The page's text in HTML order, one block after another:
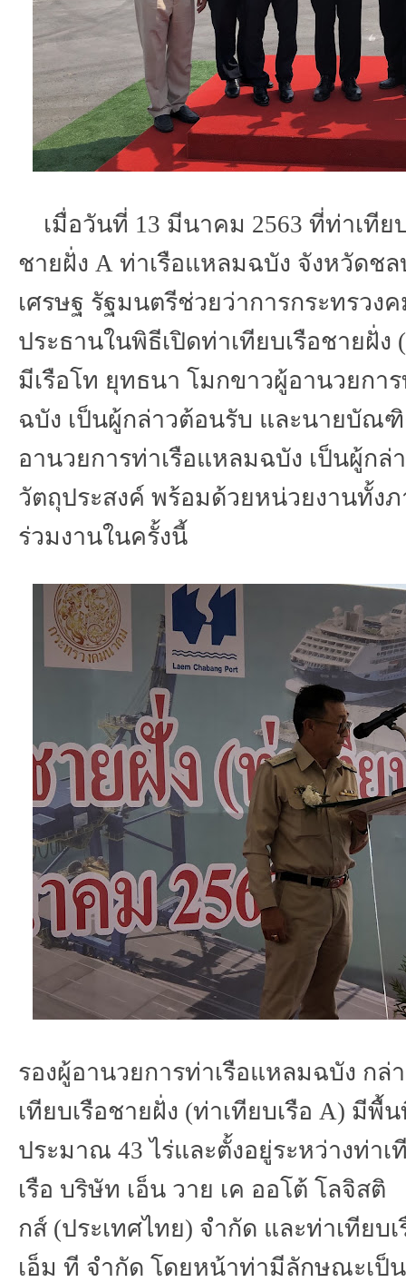
เมื่อวันที่ 13 มีนาคม 2563 ที่ท่าเทีย
ชายฝั่ง A ท่าเรือแหลมฉบัง จังหวัดชล
เศรษฐ รัฐมนตรีช่วยว่าการกระทรวง
ประธานในพิธีเปิดท่าเทียบเรือชายฝั่ง (
มีเรือโท ยุทธนา โมกขาวผู้อานวยกา
ฉบัง เป็นผู้กล่าวต้อนรับ และนายบัณ
อานวยการท่าเรือแหลมฉบัง เป็นผู้กล่
วัตถุประสงค์ พร้อมด้วยหน่วยงานทั้งภ
ร่วมงานในครั้งนี้
รองผู้อานวยการท่าเรือแหลมฉบัง กล่
เทียบเรือชายฝั่ง (ท่าเทียบเรือ A) มีพื้น
ประมาณ 43ไร่และตั้งอยู่ระหว่างท่าเ
เรือ บริษัท เอ็น วาย เค ออโต้ โลจิสติ
กส์ (ประเทศไทย) จำกัด และท่าเทียบเ
เอ็ม ที จำกัด โดยหน้าท่ามีลักษณะเป็